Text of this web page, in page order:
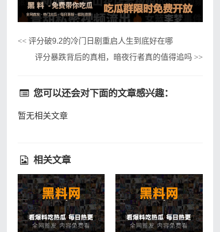
<<评分破9.2的冷门日剧重启人生到底好在哪
评分暴跌背后的真相，暗夜行者真的值得追吗 >>
您可以还会对下面的文章感兴趣：
暂无相关文章
相关文章